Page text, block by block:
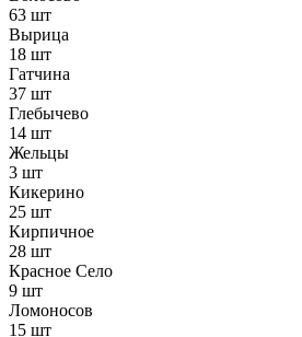
63 шт
Вырица
18 шт
Гатчина
37 шт
Глебычево
14 шт
Жельцы
3 шт
Кикерино
25 шт
Кирпичное
28 шт
Красное Село
9 шт
Ломоносов
15 шт